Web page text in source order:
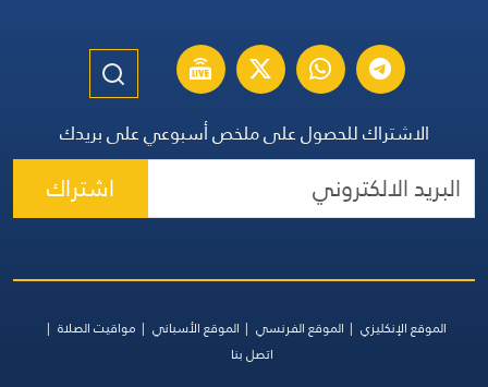
الاشتراك للحصول على ملخص أسبوعي على بريدك
اشتراك
الموقع الإنكليزي الموقع الفرنسي الموقع الأسباني
مواقيت الصلاة
اتصل بنا